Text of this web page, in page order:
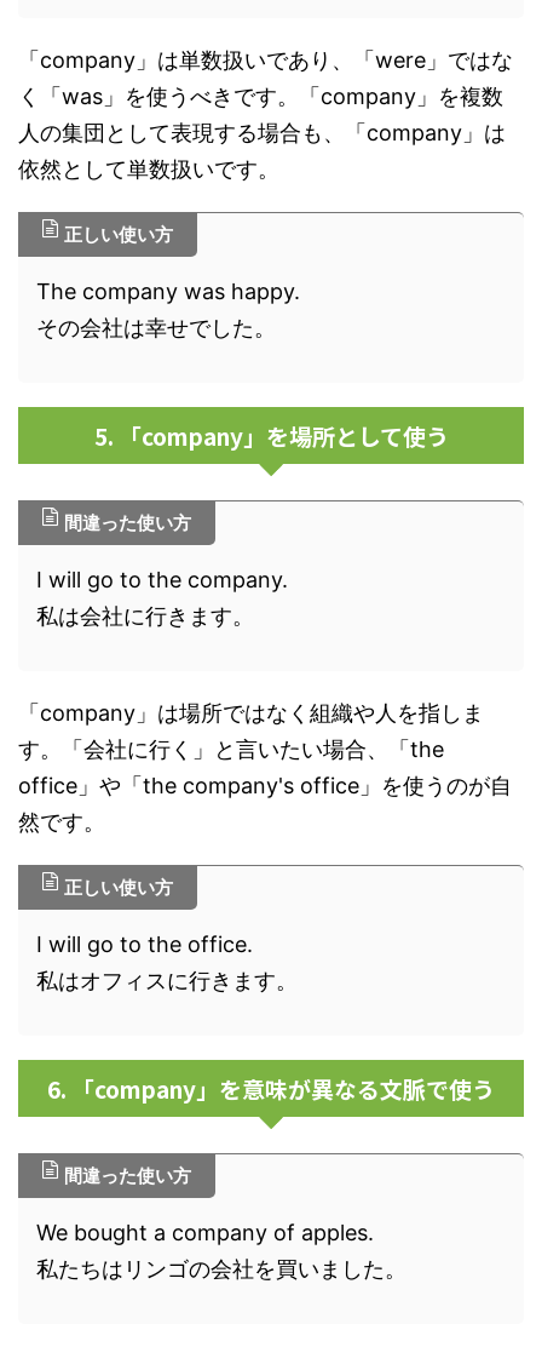
「company」は単数扱いであり、「were」ではな
く「was」を使うべきです。「company」を複数
人の集団として表現する場合も、「company」は
依然として単数扱いです。
正しい使い方
The company was happy.
その会社は幸せでした。
5. 「company」を場所として使う
間違った使い方
I will go to the company.
私は会社に行きます。
「company」は場所ではなく組織や人を指しま
す。「会社に行く」と言いたい場合、「the
office」や「the company's office」を使うのが自
然です。
正しい使い方
I will go to the office.
私はオフィスに行きます。
6. 「company」を意味が異なる文脈で使う
間違った使い方
We bought a company of apples.
私たちはリンゴの会社を買いました。